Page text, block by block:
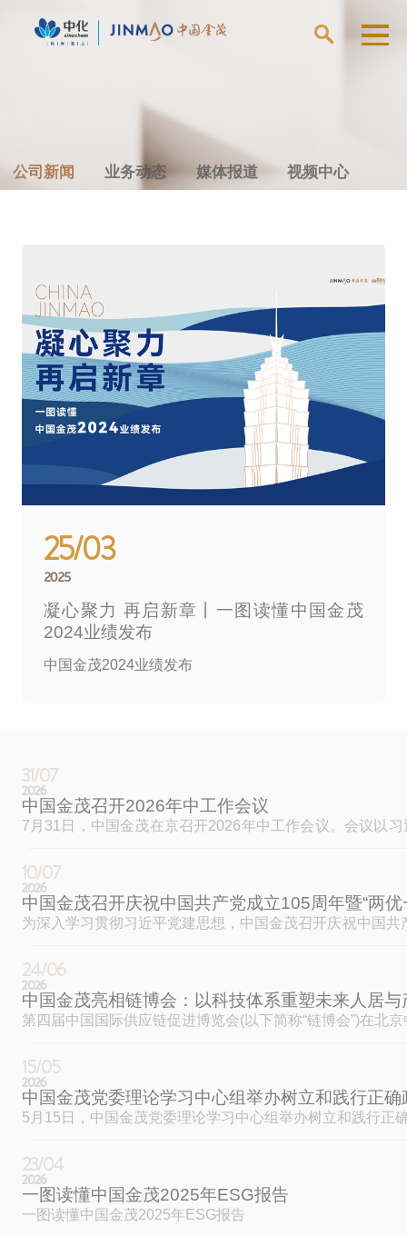
释放城市未来
生命力
Unleash The Future
Vitality
Of The City
阳光招采 邮箱
中国金茂
管理团队
发展历程
新闻中心
业务动态
媒体报道
多
酒
零
公司新闻 业务动态 媒体报道 视频中心
25/03
2025
凝心聚力 再启新章丨一图读懂中国金茂
2024业绩发布
中国金茂2024业绩发布
31/07
2026
中国金茂召开2026年中工作会议
7月31日，中国金茂在京召开2026年中工作会议。会议以
10/07
2026
中国金茂召开庆祝中国共产党成立105周年暨“两优
为深入学习贯彻习近平党建思想，中国金茂召开庆祝中国
24/06
2026
中国金茂亮相链博会：以科技体系重塑未来人居与
第四届中国国际供应链促进博览会(以下简称“链博会”)在北
15/05
2026
中国金茂党委理论学习中心组举办树立和践行正
5月15日，中国金茂党委理论学习中心组举办树立和践行
23/04
2026
一图读懂中国金茂2025年ESG报告
一图读懂中国金茂2025年ESG报告